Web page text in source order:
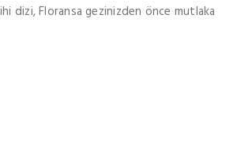
dizi, Floransa gezinizden önce mutlaka